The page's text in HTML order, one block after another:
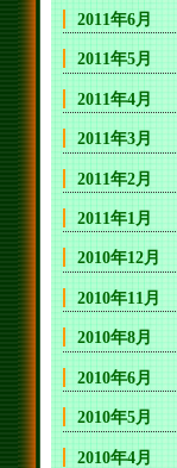
2011年6月
2011年5月
2011年4月
2011年3月
2011年2月
2011年1月
2010年12月
2010年11月
2010年8月
2010年6月
2010年5月
2010年4月